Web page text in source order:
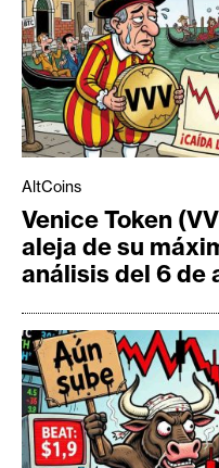
AltCoins
Venice Token
aleja de su
análisis del 6 de